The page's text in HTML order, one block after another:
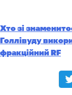
записів
Хто зі
Голлівуду
фракційний RF